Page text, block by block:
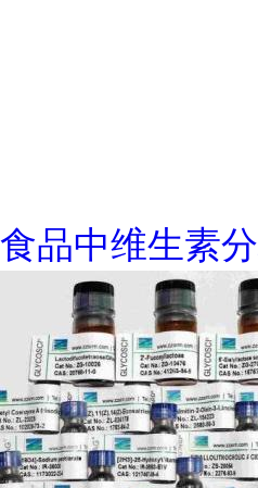
食品中维生素